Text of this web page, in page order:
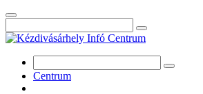
Centrum